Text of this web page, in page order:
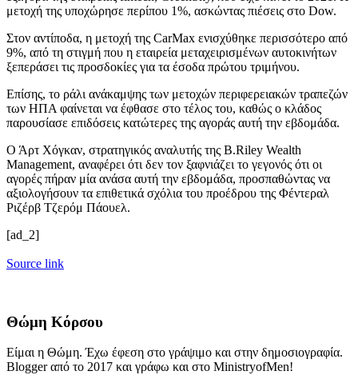
μετοχή της υποχώρησε περίπου 1%, ασκώντας πιέσεις στο Dow.
Στον αντίποδα, η μετοχή της CarMax ενισχύθηκε περισσότερο από
9%, από τη στιγμή που η εταιρεία μεταχειρισμένων αυτοκινήτων
ξεπεράσει τις προσδοκίες για τα έσοδα πρώτου τριμήνου.
Επίσης, το ράλι ανάκαμψης των μετοχών περιφερειακών τραπεζών
των ΗΠΑ φαίνεται να έφθασε στο τέλος του, καθώς ο κλάδος
παρουσίασε επιδόσεις κατώτερες της αγοράς αυτή την εβδομάδα.
Ο Άρτ Χόγκαν, στρατηγικός αναλυτής της B.Riley Wealth
Management, αναφέρει ότι δεν τον ξαφνιάζει το γεγονός ότι οι
αγορές πήραν μία ανάσα αυτή την εβδομάδα, προσπαθώντας να
αξιολογήσουν τα επιθετικά σχόλια του προέδρου της Φέντεραλ
Ριζέρβ Τζερόμ Πάουελ.
[ad_2]
Source link
Θώμη Κόρσου
Είμαι η Θώμη. Έχω έφεση στο γράψιμο και στην δημοσιογραφία.
Blogger από το 2017 και γράφω και στο MinistryofMen!